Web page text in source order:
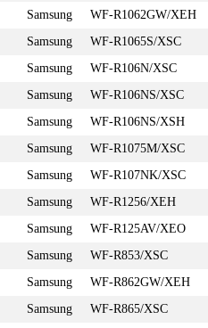
Samsung
WF-R1062GW/XEH
Samsung
WF-R1065S/XSC
Samsung
WF-R106N/XSC
Samsung
WF-R106NS/XSC
Samsung
WF-R106NS/XSH
Samsung
WF-R1075M/XSC
Samsung
WF-R107NK/XSC
Samsung
WF-R1256/XEH
Samsung
WF-R125AV/XEO
Samsung
WF-R853/XSC
Samsung
WF-R862GW/XEH
Samsung
WF-R865/XSC